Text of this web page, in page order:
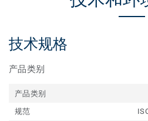
技术规格
产品类别
产品类别
规范